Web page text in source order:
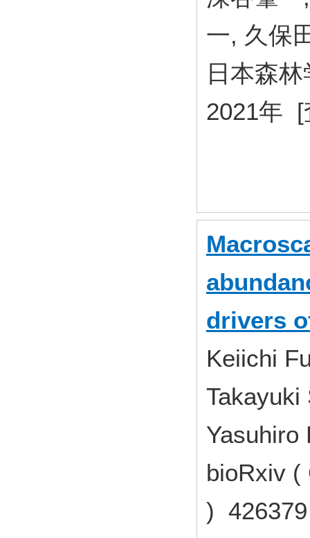
一, 久保
日本森
2021年 [
drivers
Keiichi
Takayuki
Yasuhiro
bioRxiv (
)